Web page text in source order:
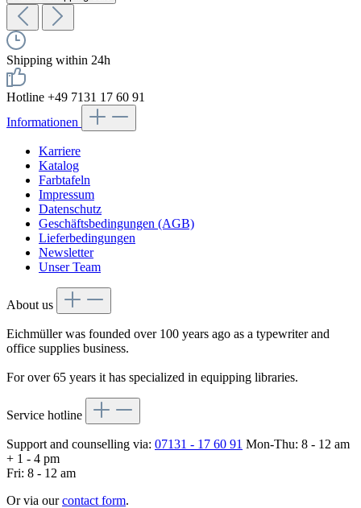
Shipping within 24h
Hotline +49 7131 17 60 91
Informationen
Karriere
Katalog
Farbtafeln
Impressum
Datenschutz
Geschäftsbedingungen (AGB)
Lieferbedingungen
Newsletter
Unser Team
About us
Eichmüller was founded over 100 years ago as a typewriter and
office supplies business.
For over 65 years it has specialized in equipping libraries.
Service hotline
Support and counselling via: 07131 - 17 60 91 Mon-Thu: 8 - 12 am
+ 1 - 4 pm
Fri: 8 - 12 am
Or via ourcontact form.